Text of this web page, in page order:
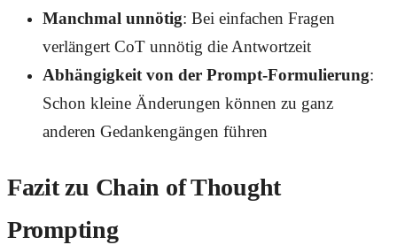
Manchmal unnötig: Bei einfachen Fragen
verlängert CoT unnötig die Antwortzeit
Abhängigkeit von der Prompt-Formulierung:
Schon kleine Änderungen können zu ganz
anderen Gedankengängen führen
Fazit zu Chain of Thought
Prompting